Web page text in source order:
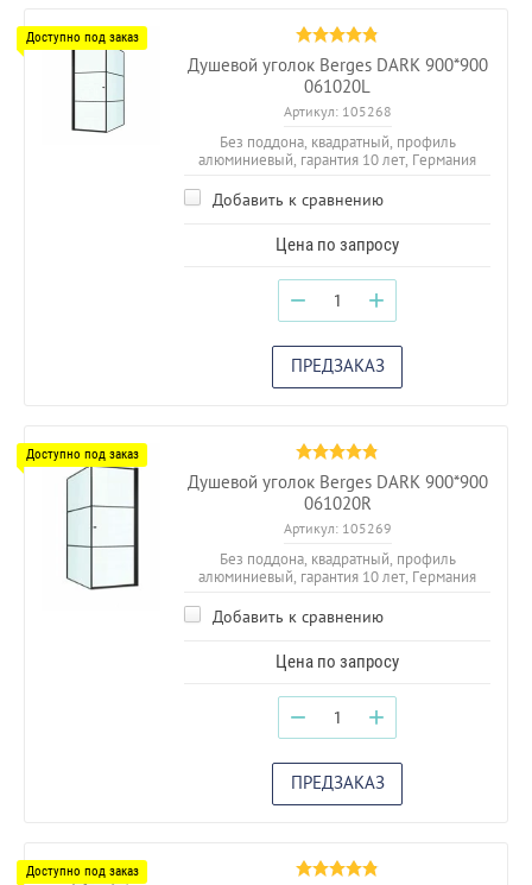
Душевой уголок Berges DARK 900*900
061020L
Артикул:105268
Без поддона, квадратный, профиль
алюминиевый, гарантия 10 лет, Германия
Добавить к сравнению
Цена по запросу
− +
ПРЕДЗАКАЗ
Душевой уголок Berges DARK 900*900
061020R
Артикул:105269
Без поддона, квадратный, профиль
алюминиевый, гарантия 10 лет, Германия
Добавить к сравнению
Цена по запросу
− +
ПРЕДЗАКАЗ